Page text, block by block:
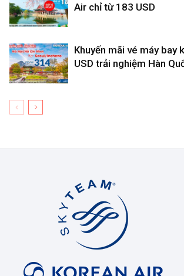
Air chỉ từ 183 USD
Khuyến mãi vé máy bay
USD trải nghiệm Hàn